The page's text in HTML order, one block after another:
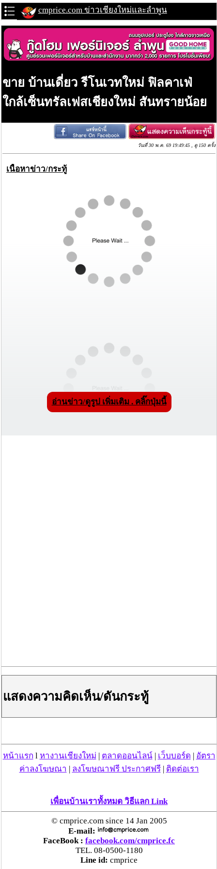
cmprice.com ข่าวเชียงใหม่และลำพูน
ขาย บ้านเดี่ยว รีโนเวทใหม่ ฟิลคาเฟ่
ใกล้เซ็นทรัลเฟสเชียงใหม่ สันทรายน้อย
วันที่ 30 พ.ค. 69 19:49:45 , ดู 150 ครั้ง
เนื้อหาข่าว/กระทู้
อ่านข่าว/ดูรูป เพิ่มเติม . คลิ๊กปุ่มนี้
แสดงความคิดเห็น/ดันกระทู้
หน้าแรก l หางานเชียงใหม่ | ตลาดออนไลน์| เว็บบอร์ด | อัตรา
ค่าลงโฆษณา | ลงโฆษณาฟรี ประกาศฟรี| ติดต่อเรา
เพื่อนบ้านเราทั้งหมด วิธีแลก Link
© cmprice.com since 14 Jan 2005
E-mail:
FaceBook : facebook.com/cmprice.fc
TEL. 08-0500-1180
Line id: cmprice